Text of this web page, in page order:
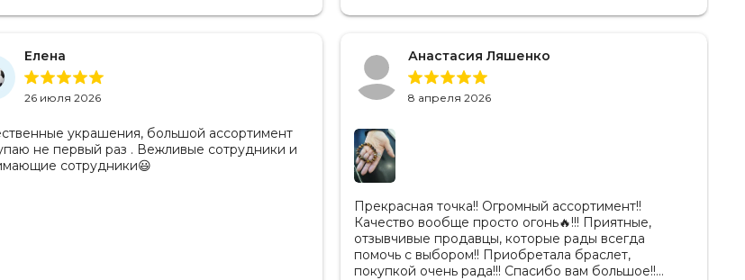
Елена
26 июля 2026
украшения, большой ассортимент
не первый раз . Вежливые сотрудники и
сотрудники😃
Анастасия Ляшенко
8 апреля 2026
Прекрасная точка!! Огромный ассортимент!!
Качество вообще просто огонь🔥!!! Приятные,
отзывчивые продавцы, которые рады всегда
помочь с выбором!! Приобретала браслет,
покупкой очень рада!!! Спасибо вам большое!!